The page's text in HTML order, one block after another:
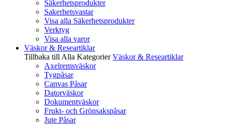
Säkerhetsprodukter
Sakerhetsvastar
Visa alla Säkerhetsprodukter
Verktyg
Visa alla varor
Väskor & Researtiklar
Tillbaka till Alla Kategorier Väskor & Researtiklar
Axelremsväskor
Tygpåsar
Canvas Påsar
Datorväskor
Dokumentväskor
Frukt- och Grönsakspåsar
Jute Påsar